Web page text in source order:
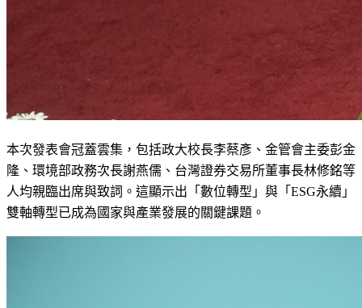
本次發表會冠蓋雲集，包括政大校長李蔡彥、金管會主委彭金
隆、環境部政務次長謝燕儒、台灣證券交易所董事長林修銘等
人均親臨出席與致詞。這顯示出「數位轉型」與「ESG永續」
雙軸轉型已成為國家與產業發展的關鍵課題。